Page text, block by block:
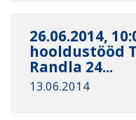
26.06.2014,
hooldustööd
Randla 24...
13.06.2014